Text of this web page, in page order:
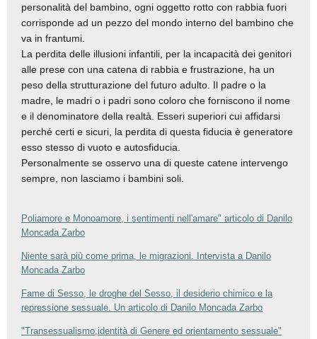
personalità del bambino, ogni oggetto rotto con rabbia fuori
corrisponde ad un pezzo del mondo interno del bambino che
va in frantumi.
La perdita delle illusioni infantili, per la incapacità dei genitori
alle prese con una catena di rabbia e frustrazione, ha un
peso della strutturazione del futuro adulto. Il padre o la
madre, le madri o i padri sono coloro che forniscono il nome
e il denominatore della realtà. Esseri superiori cui affidarsi
perché certi e sicuri, la perdita di questa fiducia è generatore
esso stesso di vuoto e autosfiducia.
Personalmente se osservo una di queste catene intervengo
sempre, non lasciamo i bambini soli.
Poliamore e Monoamore, i sentimenti nell'amare" articolo di Danilo
Moncada Zarbo
Niente sarà più come prima, le migrazioni. Intervista a Danilo
Moncada Zarbo
Fame di Sesso, le droghe del Sesso, il desiderio chimico e la
repressione sessuale. Un articolo di Danilo Moncada Zarbo
"Transessualismo,identità di Genere ed orientamento sessuale"